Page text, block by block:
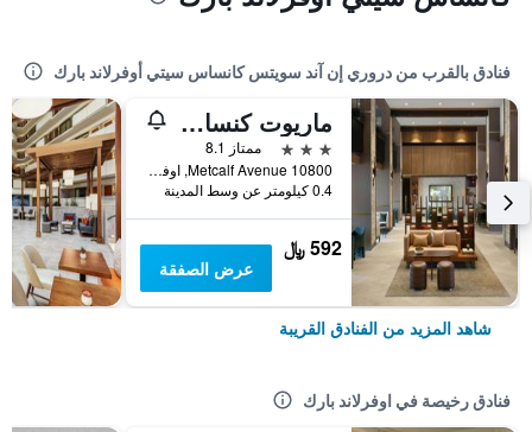
فنادق بالقرب من دروري إن آند سويتس كانساس سيتي أوفرلاند بارك
ماريوت كنساس سيتي أوفرلاند بارك
3 نجوم
ممتاز 8.1
10800 Metcalf Avenue, اوفرلاند بارك, KS, الولايات المتحدة الأميريكية
0.4 كيلومتر عن وسط المدينة
592 ﷼
عرض الصفقة
شاهد المزيد من الفنادق القريبة
فنادق رخيصة في اوفرلاند بارك